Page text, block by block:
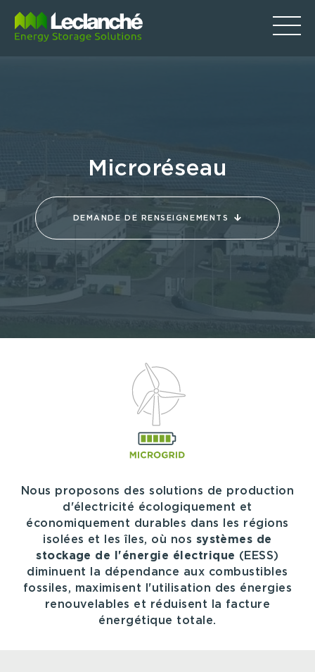
Microréseau
DEMANDE DE RENSEIGNEMENTS
Nous proposons des solutions de production
d'électricité écologiquement et
économiquement durables dans les régions
isolées et les îles, où nos systèmes de
stockage de l'énergie électrique (EESS)
diminuent la dépendance aux combustibles
fossiles, maximisent l'utilisation des énergies
renouvelables et réduisent la facture
énergétique totale.